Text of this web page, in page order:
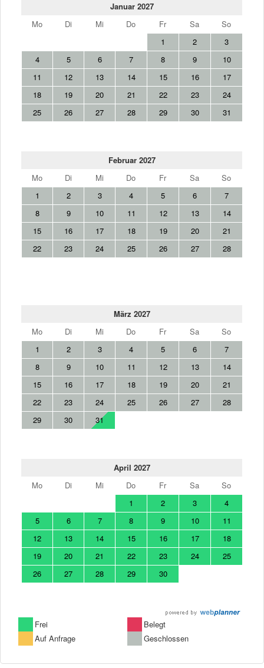
Januar 2027
Mo
Di Mi Do Fr Sa
So
1
2
3
4
5 6 7 8 9
10
11
12 13 14 15 16
17
18
19 20 21 22 23
24
25
26 27 28 29 30 31
Februar 2027
Mo
Di Mi Do Fr Sa
So
1
2 3 4 5 6
7
8
9 10 11 12 13
14
15
16 17 18 19 20
21
22
23 24 25 26 27 28
März 2027
Mo
Di Mi Do Fr Sa
So
1
2 3 4 5 6
7
8
9 10 11 12 13
14
15
16 17 18 19 20
21
22
23 24 25 26 27
28
29
30 31
April 2027
Mo
Di Mi Do Fr Sa
So
1
2 3
4
5
6 7 8 9 10
11
12
13 14 15 16 17
18
19
20 21 22 23 24
25
26
27 28 29 30
Frei
Belegt
Auf Anfrage
Geschlossen